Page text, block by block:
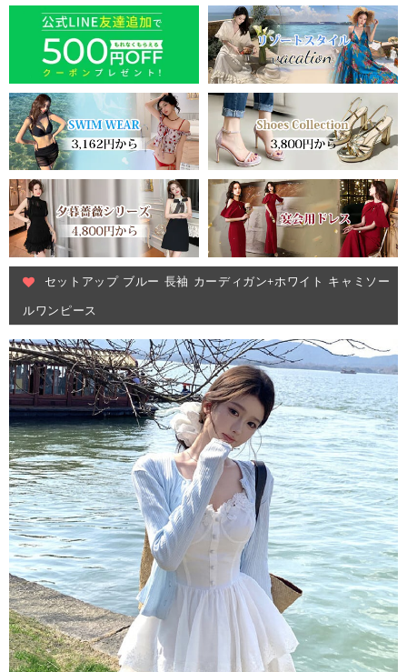
セットアップ ブルー 長袖 カーディガン+ホワイト キャミソー
ルワンピース